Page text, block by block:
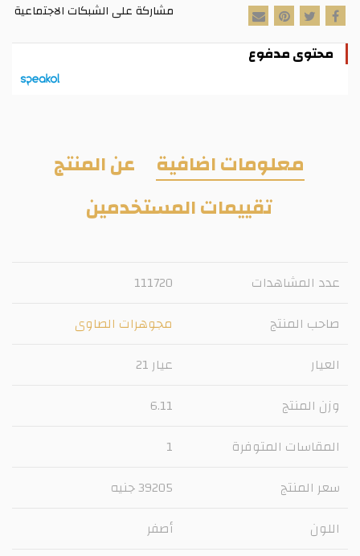
مشاركة على الشبكات الاجتماعية
محتوى مدفوع
معلومات اضافية
عن المنتج
تقييمات المستخدمين
عدد المشاهدات
111720
صاحب المنتج
مجوهرات الصاوى
العيار
عيار 21
وزن المنتج
6.11
المقاسات المتوفرة
1
سعر المنتج
39205 جنيه
اللون
أصفر